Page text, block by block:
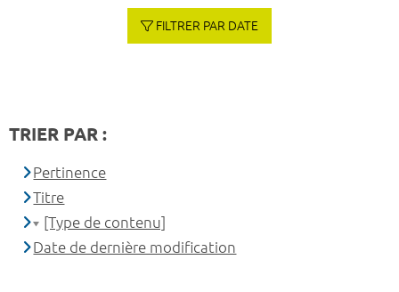
FILTRER PAR DATE
TRIER PAR :
Pertinence
Titre
[Type de contenu]
Date de dernière modification